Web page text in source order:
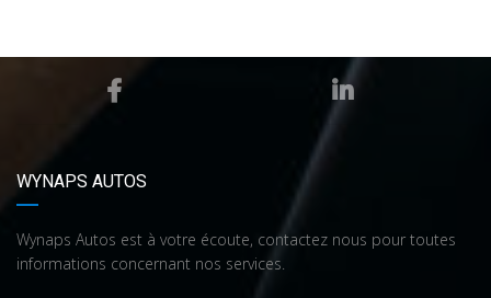
WYNAPS AUTOS
Wynaps Autos est à votre écoute, contactez nous pour toutes
informations concernant nos services.